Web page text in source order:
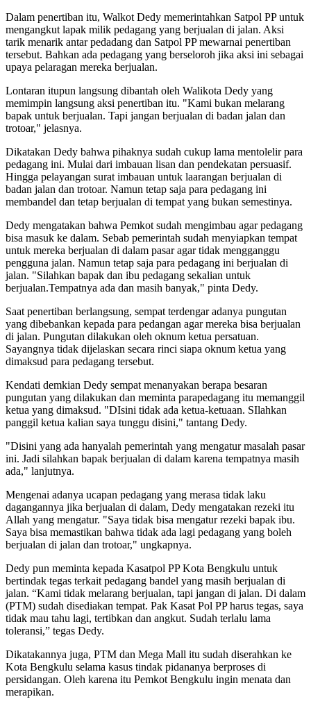
Dalam penertiban itu, Walkot Dedy memerintahkan Satpol PP untuk
mengangkut lapak milik pedagang yang berjualan di jalan. Aksi
tarik menarik antar pedadang dan Satpol PP mewarnai penertiban
tersebut. Bahkan ada pedagang yang berseloroh jika aksi ini sebagai
upaya pelaragan mereka berjualan.
Lontaran itupun langsung dibantah oleh Walikota Dedy yang
memimpin langsung aksi penertiban itu. "Kami bukan melarang
bapak untuk berjualan. Tapi jangan berjualan di badan jalan dan
trotoar," jelasnya.
Dikatakan Dedy bahwa pihaknya sudah cukup lama mentolelir para
pedagang ini. Mulai dari imbauan lisan dan pendekatan persuasif.
Hingga pelayangan surat imbauan untuk laarangan berjualan di
badan jalan dan trotoar. Namun tetap saja para pedagang ini
membandel dan tetap berjualan di tempat yang bukan semestinya.
Dedy mengatakan bahwa Pemkot sudah mengimbau agar pedagang
bisa masuk ke dalam. Sebab pemerintah sudah menyiapkan tempat
untuk mereka berjualan di dalam pasar agar tidak mengganggu
pengguna jalan. Namun tetap saja para pedagang ini berjualan di
jalan. "Silahkan bapak dan ibu pedagang sekalian untuk
berjualan.Tempatnya ada dan masih banyak," pinta Dedy.
Saat penertiban berlangsung, sempat terdengar adanya pungutan
yang dibebankan kepada para pedangan agar mereka bisa berjualan
di jalan. Pungutan dilakukan oleh oknum ketua persatuan.
Sayangnya tidak dijelaskan secara rinci siapa oknum ketua yang
dimaksud para pedagang tersebut.
Kendati demkian Dedy sempat menanyakan berapa besaran
pungutan yang dilakukan dan meminta parapedagang itu memanggil
ketua yang dimaksud. "DIsini tidak ada ketua-ketuaan. SIlahkan
panggil ketua kalian saya tunggu disini," tantang Dedy.
"Disini yang ada hanyalah pemerintah yang mengatur masalah pasar
ini. Jadi silahkan bapak berjualan di dalam karena tempatnya masih
ada," lanjutnya.
Mengenai adanya ucapan pedagang yang merasa tidak laku
dagangannya jika berjualan di dalam, Dedy mengatakan rezeki itu
Allah yang mengatur. "Saya tidak bisa mengatur rezeki bapak ibu.
Saya bisa memastikan bahwa tidak ada lagi pedagang yang boleh
berjualan di jalan dan trotoar," ungkapnya.
Dedy pun meminta kepada Kasatpol PP Kota Bengkulu untuk
bertindak tegas terkait pedagang bandel yang masih berjualan di
jalan. “Kami tidak melarang berjualan, tapi jangan di jalan. Di dalam
(PTM) sudah disediakan tempat. Pak Kasat Pol PP harus tegas, saya
tidak mau tahu lagi, tertibkan dan angkut. Sudah terlalu lama
toleransi,” tegas Dedy.
Dikatakannya juga, PTM dan Mega Mall itu sudah diserahkan ke
Kota Bengkulu selama kasus tindak pidananya berproses di
persidangan. Oleh karena itu Pemkot Bengkulu ingin menata dan
merapikan.